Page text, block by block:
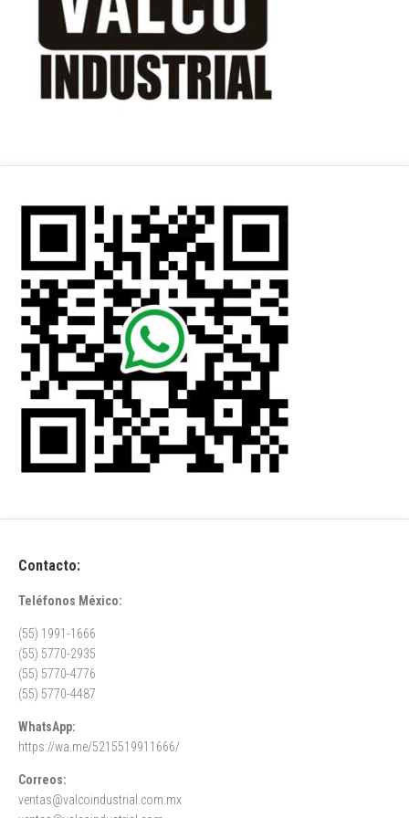
Contacto:
Teléfonos México:
(55) 1991-1666
(55) 5770-2935
(55) 5770-4776
(55) 5770-4487
WhatsApp:
https://wa.me/5215519911666/
Correos:
ventas@valcoindustrial.com.mx